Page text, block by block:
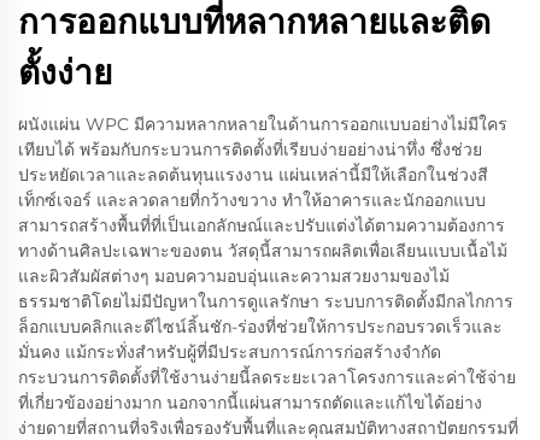
การออกแบบที่หลากหลายและติด
ตั้งง่าย
ผนังแผ่น WPC มีความหลากหลายในด้านการออกแบบอย่างไม่มีใคร
เทียบได้ พร้อมกับกระบวนการติดตั้งที่เรียบง่ายอย่างน่าทึ่ง ซึ่งช่วย
ประหยัดเวลาและลดต้นทุนแรงงาน แผ่นเหล่านี้มีให้เลือกในช่วงสี
เท็กซ์เจอร์ และลวดลายที่กว้างขวาง ทำให้อาคารและนักออกแบบ
สามารถสร้างพื้นที่ที่เป็นเอกลักษณ์และปรับแต่งได้ตามความต้องการ
ทางด้านศิลปะเฉพาะของตน วัสดุนี้สามารถผลิตเพื่อเลียนแบบเนื้อไม้
และผิวสัมผัสต่างๆ มอบความอบอุ่นและความสวยงามของไม้
ธรรมชาติโดยไม่มีปัญหาในการดูแลรักษา ระบบการติดตั้งมีกลไกการ
ล็อกแบบคลิกและดีไซน์ลิ้นชัก-ร่องที่ช่วยให้การประกอบรวดเร็วและ
มั่นคง แม้กระทั่งสำหรับผู้ที่มีประสบการณ์การก่อสร้างจำกัด
กระบวนการติดตั้งที่ใช้งานง่ายนี้ลดระยะเวลาโครงการและค่าใช้จ่าย
ที่เกี่ยวข้องอย่างมาก นอกจากนี้แผ่นสามารถตัดและแก้ไขได้อย่าง
ง่ายดายที่สถานที่จริงเพื่อรองรับพื้นที่และคุณสมบัติทางสถาปัตยกรรมที่